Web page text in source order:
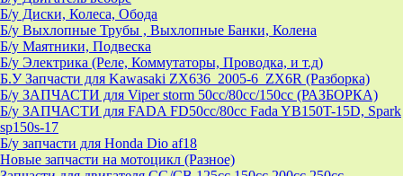
Б/у Диски, Колеса, Обода
Б/у Выхлопные Трубы , Выхлопные Банки, Колена
Б/у Маятники, Подвеска
Б/у Электрика (Реле, Коммутаторы, Проводка, и т.д)
Б.У Запчасти для Kawasaki ZX636_2005-6_ZX6R (Разборка)
Б/у ЗАПЧАСТИ для Viper storm 50cc/80cc/150cc (РАЗБОРКА)
Б/у ЗАПЧАСТИ для FADA FD50cc/80cc Fada YB150T-15D, Spark
sp150s-17
Б/у запчасти для Honda Dio af18
Новые запчасти на мотоцикл (Разное)